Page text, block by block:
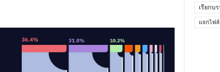
เรียกบ
แจกไฟล์